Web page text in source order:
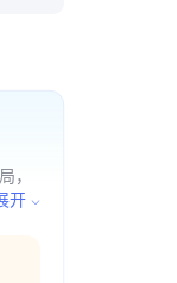
，
体
开
开